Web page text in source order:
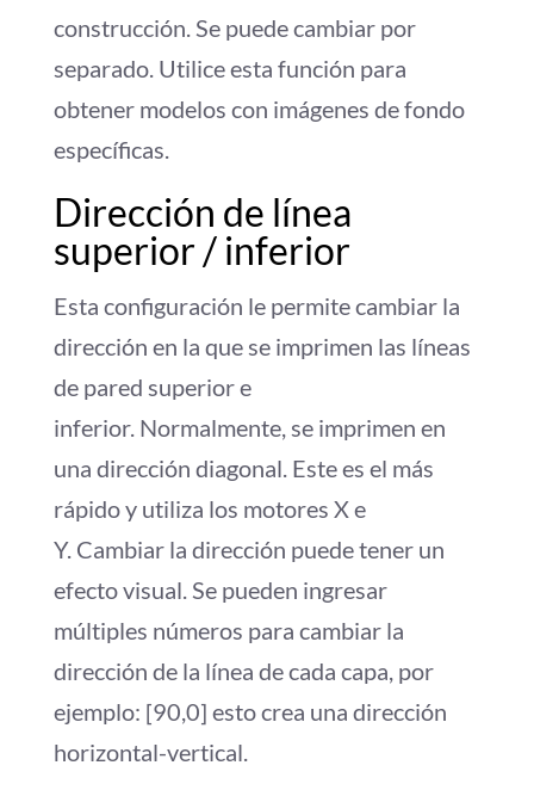
construcción. Se puede cambiar por
separado. Utilice esta función para
obtener modelos con imágenes de fondo
específicas.
Dirección de línea
superior / inferior
Esta configuración le permite cambiar la
dirección en la que se imprimen las líneas
de pared superior e
inferior. Normalmente, se imprimen en
una dirección diagonal. Este es el más
rápido y utiliza los motores X e
Y. Cambiar la dirección puede tener un
efecto visual. Se pueden ingresar
múltiples números para cambiar la
dirección de la línea de cada capa, por
ejemplo: [90,0] esto crea una dirección
horizontal-vertical.